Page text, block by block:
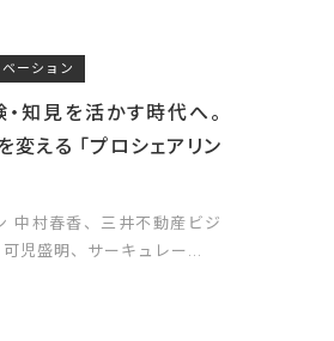
ーション
知見を活かす時代へ。
える 「プロシェアリン
中村春香、三井不動産ビジ
児盛明、サーキュレー...